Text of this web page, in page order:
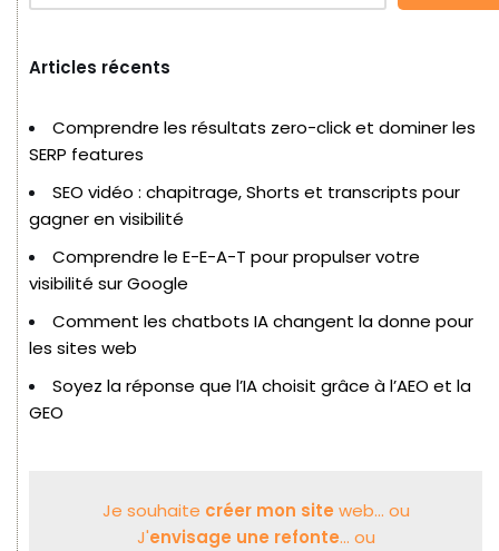
Articles récents
Comprendre les résultats zero-click et dominer les
SERP features
SEO vidéo : chapitrage, Shorts et transcripts pour
gagner en visibilité
Comprendre le E-E-A-T pour propulser votre
visibilité sur Google
Comment les chatbots IA changent la donne pour
les sites web
Soyez la réponse que l’IA choisit grâce à l’AEO et la
GEO
Je souhaite créer mon site web... ou
J'envisage une refonte... ou